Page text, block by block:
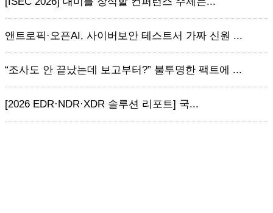
앤트로픽·오픈AI, 사이버보안 테스트서 가짜 신원 ...
“조사도 안 끝났는데 보고부터?” 불투명한 팩트에 ...
[2026 EDR·NDR·XDR 솔루션 리포트] 국...